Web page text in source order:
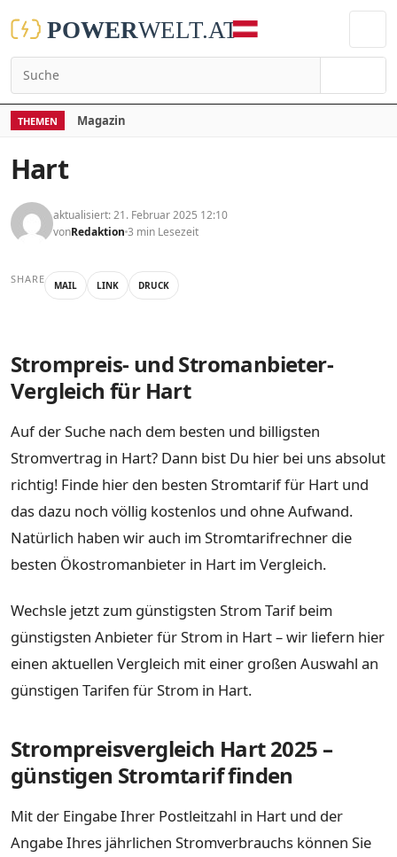
THEMEN Magazin
Hart
aktualisiert: 21. Februar 2025 12:10
vonRedaktion 3 min Lesezeit
SHARE MAIL LINK DRUCK
Strompreis- und Stromanbieter-
Vergleich für Hart
Auf der Suche nach dem besten und billigsten
Stromvertrag in Hart? Dann bist Du hier bei uns absolut
richtig! Finde hier den besten Stromtarif für Hart und
das dazu noch völlig kostenlos und ohne Aufwand.
Natürlich haben wir auch im Stromtarifrechner die
besten Ökostromanbieter in Hart im Vergleich.
Wechsle jetzt zum günstigsten Strom Tarif beim
günstigsten Anbieter für Strom in Hart – wir liefern hier
einen aktuellen Vergleich mit einer großen Auswahl an
günstigen Tarifen für Strom in Hart.
Strompreisvergleich Hart 2025 –
günstigen Stromtarif finden
Mit der Eingabe Ihrer Postleitzahl in Hart und der
Angabe Ihres jährlichen Stromverbrauchs können Sie